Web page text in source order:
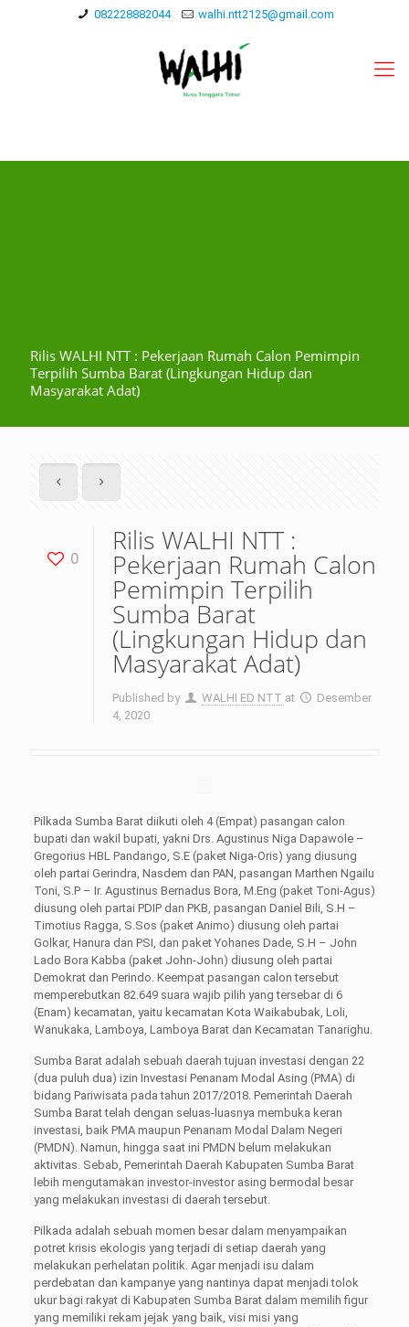
082228882044 walhi.ntt2125@gmail.com
Rilis WALHI NTT : Pekerjaan Rumah Calon Pemimpin
Terpilih Sumba Barat (Lingkungan Hidup dan
Masyarakat Adat)
0
Rilis WALHI NTT :
Pekerjaan Rumah Calon
Pemimpin Terpilih
Sumba Barat
(Lingkungan Hidup dan
Masyarakat Adat)
Published by WALHI ED NTT at
Desember
4, 2020
Pilkada Sumba Barat diikuti oleh 4 (Empat) pasangan calon
bupati dan wakil bupati, yakni Drs. Agustinus Niga Dapawole –
Gregorius HBL Pandango, S.E (paket Niga-Oris) yang diusung
oleh partai Gerindra, Nasdem dan PAN, pasangan Marthen Ngailu
Toni, S.P – Ir. Agustinus Bernadus Bora, M.Eng (paket Toni-Agus)
diusung oleh partai PDIP dan PKB, pasangan Daniel Bili, S.H –
Timotius Ragga, S.Sos (paket Animo) diusung oleh partai
Golkar, Hanura dan PSI, dan paket Yohanes Dade, S.H – John
Lado Bora Kabba (paket John-John) diusung oleh partai
Demokrat dan Perindo. Keempat pasangan calon tersebut
memperebutkan 82.649 suara wajib pilih yang tersebar di 6
(Enam) kecamatan, yaitu kecamatan Kota Waikabubak, Loli,
Wanukaka, Lamboya, Lamboya Barat dan Kecamatan Tanarighu.
Sumba Barat adalah sebuah daerah tujuan investasi dengan 22
(dua puluh dua) izin Investasi Penanam Modal Asing (PMA) di
bidang Pariwisata pada tahun 2017/2018. Pemerintah Daerah
Sumba Barat telah dengan seluas-luasnya membuka keran
investasi, baik PMA maupun Penanam Modal Dalam Negeri
(PMDN). Namun, hingga saat ini PMDN belum melakukan
aktivitas. Sebab, Pemerintah Daerah Kabupaten Sumba Barat
lebih mengutamakan investor-investor asing bermodal besar
yang melakukan investasi di daerah tersebut.
Pilkada adalah sebuah momen besar dalam menyampaikan
potret krisis ekologis yang terjadi di setiap daerah yang
melakukan perhelatan politik. Agar menjadi isu dalam
perdebatan dan kampanye yang nantinya dapat menjadi tolok
ukur bagi rakyat di Kabupaten Sumba Barat dalam memilih figur
yang memiliki rekam jejak yang baik, visi misi yang